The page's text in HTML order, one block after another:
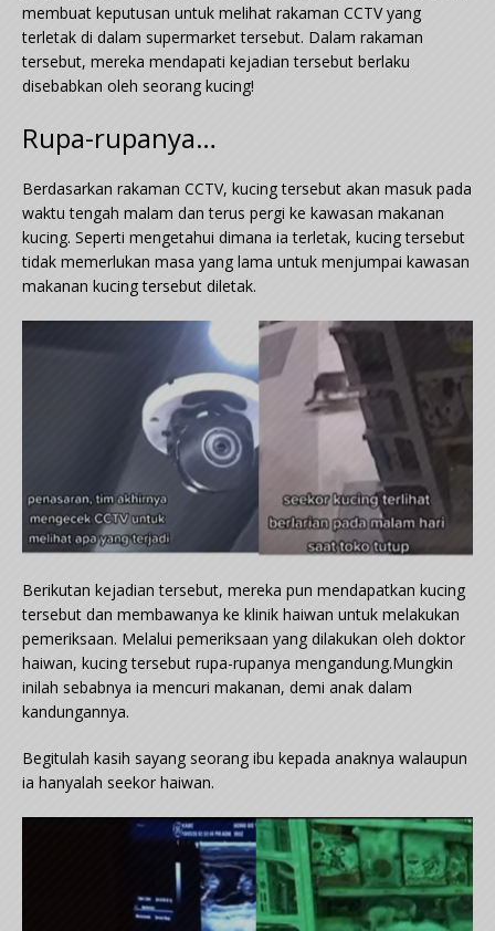
membuat keputusan untuk melihat rakaman CCTV yang
terletak di dalam supermarket tersebut. Dalam rakaman
tersebut, mereka mendapati kejadian tersebut berlaku
disebabkan oleh seorang kucing!
Rupa-rupanya…
Berdasarkan rakaman CCTV, kucing tersebut akan masuk pada
waktu tengah malam dan terus pergi ke kawasan makanan
kucing. Seperti mengetahui dimana ia terletak, kucing tersebut
tidak memerlukan masa yang lama untuk menjumpai kawasan
makanan kucing tersebut diletak.
Berikutan kejadian tersebut, mereka pun mendapatkan kucing
tersebut dan membawanya ke klinik haiwan untuk melakukan
pemeriksaan. Melalui pemeriksaan yang dilakukan oleh doktor
haiwan, kucing tersebut rupa-rupanya mengandung.Mungkin
inilah sebabnya ia mencuri makanan, demi anak dalam
kandungannya.
Begitulah kasih sayang seorang ibu kepada anaknya walaupun
ia hanyalah seekor haiwan.